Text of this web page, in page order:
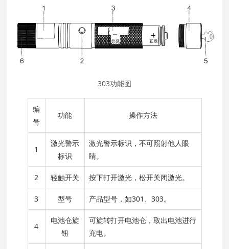
303功能图
编
号
功能 操作方法
1
激光警示
标识
激光警示标识，不可照射他人眼
睛。
2 轻触开关 按下打开激光，松开关闭激光。
3 型号 产品型号，如301、303。
4
电池仓旋
钮
可旋转打开电池仓，取出电池进行
充电。